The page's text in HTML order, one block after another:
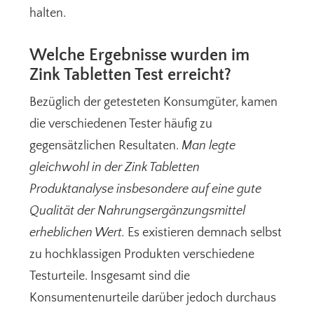
halten.
Welche Ergebnisse wurden im
Zink Tabletten Test erreicht?
Bezüglich der getesteten Konsumgüter, kamen
die verschiedenen Tester häufig zu
gegensätzlichen Resultaten.Man legte
gleichwohl in der Zink Tabletten
Produktanalyse insbesondere auf eine gute
Qualität der Nahrungsergänzungsmittel
erheblichen Wert. Es existieren demnach selbst
zu hochklassigen Produkten verschiedene
Testurteile. Insgesamt sind die
Konsumentenurteile darüber jedoch durchaus